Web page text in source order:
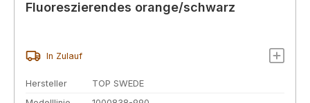
Fluoreszierendes orange/schwarz
In Zulauf
Hersteller
TOP SWEDE